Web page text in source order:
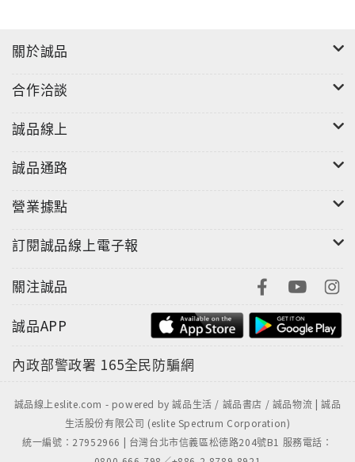
關於誠品
合作洽談
誠品線上
誠品通路
營業據點
訂閱誠品線上電子報
關注誠品
誠品APP
內政部警政署 165全民防騙網
誠品線上eslite.com - powered by 誠品生活 / 誠品書店 / 誠品物流 | 誠品
生活股份有限公司 (eslite Spectrum Corporation)
統一編號：27952966 | 台灣台北市信義區松德路204號B1 服務電話：